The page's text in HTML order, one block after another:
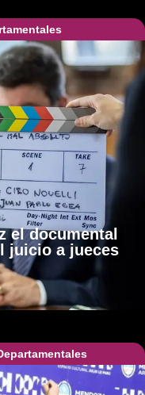
el documental
juicio a jueces